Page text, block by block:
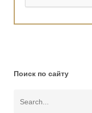
Поиск по сайту